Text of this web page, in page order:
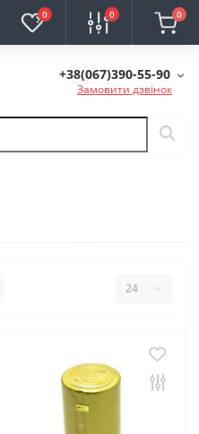
0 0 0
+38(067)390-55-90
Замовити дзвінок